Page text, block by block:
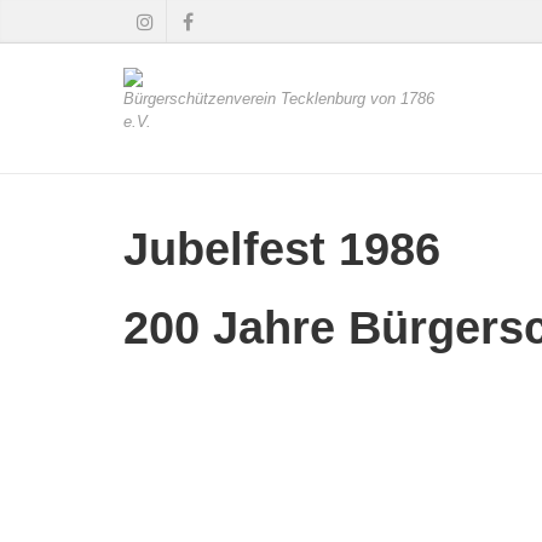
Bürgerschützenverein Tecklenburg von 1786
e.V.
Jubelfest 1986
200 Jahre